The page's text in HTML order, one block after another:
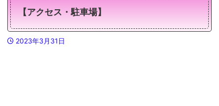
【アクセス・駐車場】
2023年3月31日